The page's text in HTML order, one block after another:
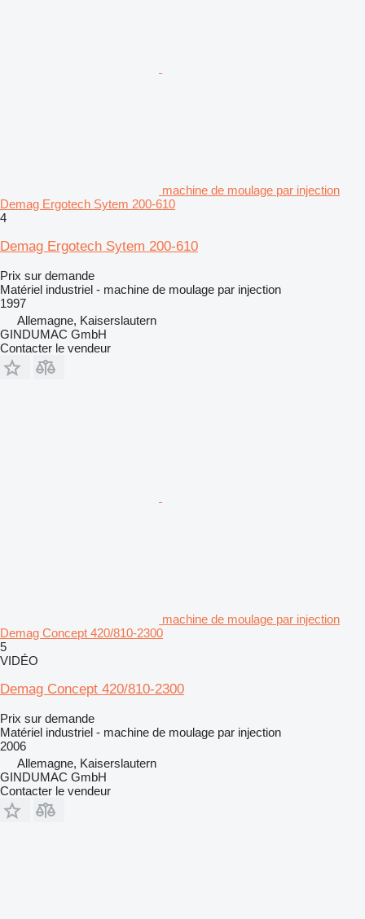
machine de moulage par injection
Demag Ergotech Sytem 200-610
4
Demag Ergotech Sytem 200-610
Prix sur demande
Matériel industriel - machine de moulage par injection
1997
Allemagne, Kaiserslautern
GINDUMAC GmbH
Contacter le vendeur
machine de moulage par injection
Demag Concept 420/810-2300
5
VIDÉO
Demag Concept 420/810-2300
Prix sur demande
Matériel industriel - machine de moulage par injection
2006
Allemagne, Kaiserslautern
GINDUMAC GmbH
Contacter le vendeur